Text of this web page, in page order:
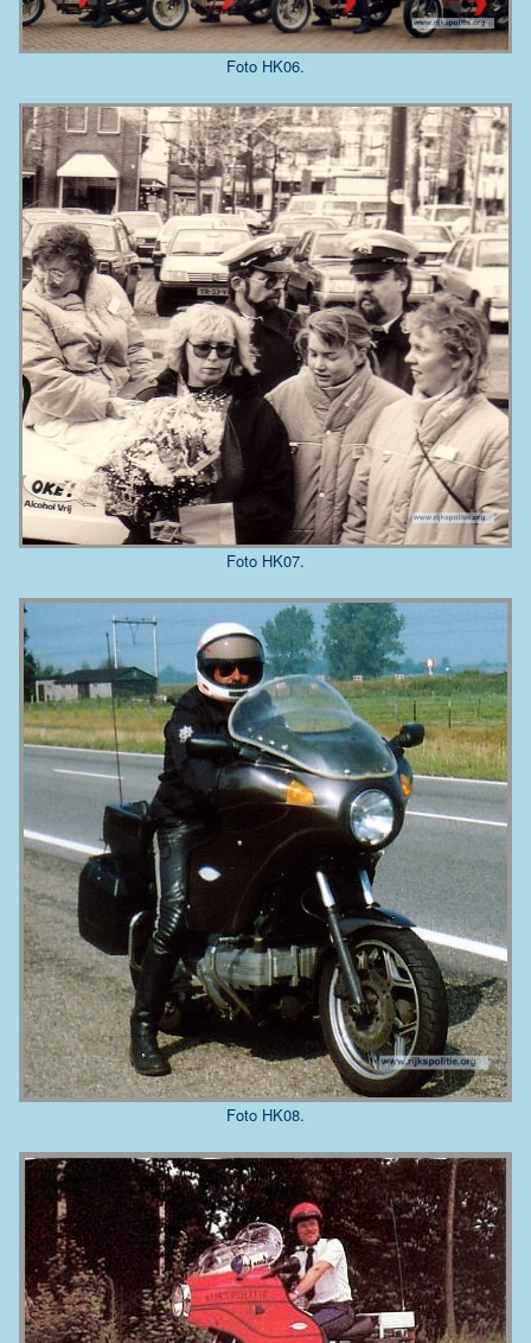
Foto HK06.
Foto HK07.
Foto HK08.